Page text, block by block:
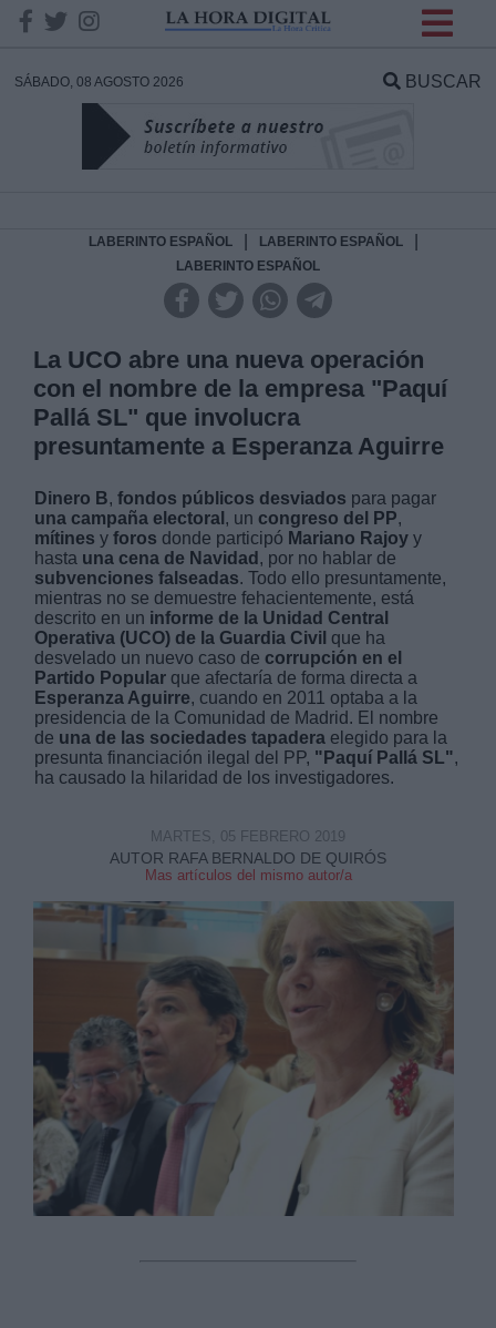
SÁBADO, 08 AGOSTO 2026 BUSCAR
LABERINTO ESPAÑOL LABERINTO ESPAÑOL
LABERINTO ESPAÑOL
La UCO abre una nueva operación
con el nombre de la empresa "Paquí
Pallá SL" que involucra
presuntamente a Esperanza Aguirre
Dinero B,fondos públicos desviados para pagar
una campaña electoral , un congreso del PP,
mítines yforos donde participó Mariano Rajoy y
hasta una cena de Navidad , por no hablar de
subvenciones falseadas. Todo ello presuntamente,
mientras no se demuestre fehacientemente, está
descrito en un informe de la Unidad Central
Operativa (UCO) de la Guardia Civil que ha
desvelado un nuevo caso de corrupción en el
Partido Popular que afectaría de forma directa a
Esperanza Aguirre, cuando en 2011 optaba a la
presidencia de la Comunidad de Madrid. El nombre
de una de las sociedades tapadera elegido para la
presunta financiación ilegal del PP, "Paquí Pallá SL",
ha causado la hilaridad de los investigadores.
AUTOR RAFA BERNALDO DE QUIRÓS
Mas artículos del mismo autor/a
MARTES, 05 FEBRERO 2019
DATOS
Responsable:
Destinatarios:
Derechos:
link
Información adicional
link